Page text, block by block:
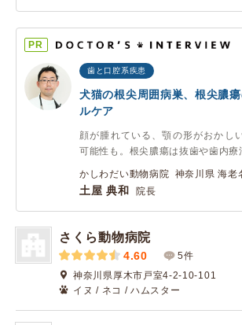
PR
歯と口腔系疾患
犬猫の根尖周囲病巣、根尖膿
ルケア
顔が腫れている、顎の形がおかし
可能性も。根尖膿瘍は抜歯や歯内療
かしわだい動物病院 神奈川県 海老
土屋 典和 院長
さくら動物病院
4.60
5件
神奈川県厚木市戸室4-2-10-101
イヌ / ネコ / ハムスター